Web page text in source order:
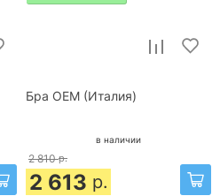
Бра OEM (Италия)
в наличии
2 810 р.
2 613 р.